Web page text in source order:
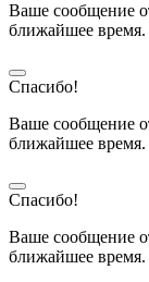
Ваше сообщение
ближайшее время.
Спасибо!
Ваше сообщение
ближайшее время.
Спасибо!
Ваше сообщение
ближайшее время.